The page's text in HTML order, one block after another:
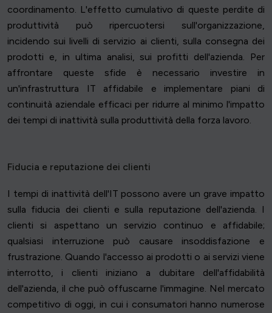
coordinamento. L'effetto cumulativo di queste perdite di
produttività può ripercuotersi sull'organizzazione,
incidendo sui livelli di servizio ai clienti, sulla consegna dei
prodotti e, in ultima analisi, sui profitti dell'azienda. Per
affrontare queste sfide è necessario investire in
un'infrastruttura IT affidabile e implementare piani di
continuità aziendale efficaci per ridurre al minimo l'impatto
dei tempi di inattività sulla produttività della forza lavoro.
Fiducia e reputazione dei clienti
I tempi di inattività dell'IT possono avere un grave impatto
sulla fiducia dei clienti e sulla reputazione dell'azienda. I
clienti si aspettano un servizio continuo e affidabile;
qualsiasi interruzione può causare insoddisfazione e
frustrazione. Quando l'accesso ai prodotti o ai servizi viene
interrotto, i clienti iniziano a dubitare dell'affidabilità
dell'azienda, il che può offuscarne l'immagine. Nel mercato
competitivo di oggi, in cui i consumatori hanno numerose